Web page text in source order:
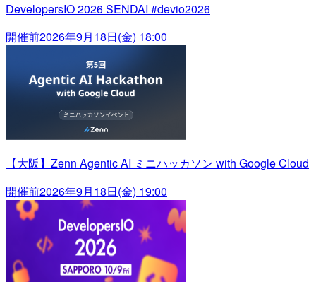
DevelopersIO 2026 SENDAI #devio2026
開催前2026年9月18日(金) 18:00
【大阪】Zenn Agentic AI ミニハッカソン with Google Cloud
開催前2026年9月18日(金) 19:00